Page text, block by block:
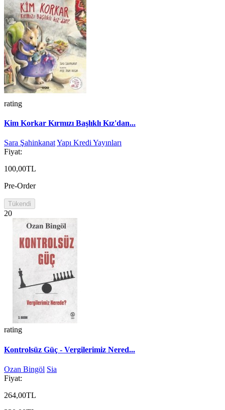
rating
Kim Korkar Kırmızı Başlıklı Kız'dan...
Sara ŞahinkanatYapı Kredi Yayınları
Fiyat:
100,00TL
Pre-Order
Tükendi
20
rating
Kontrolsüz Güç - Vergilerimiz Nered...
Ozan Bingöl Sia
Fiyat:
264,00TL